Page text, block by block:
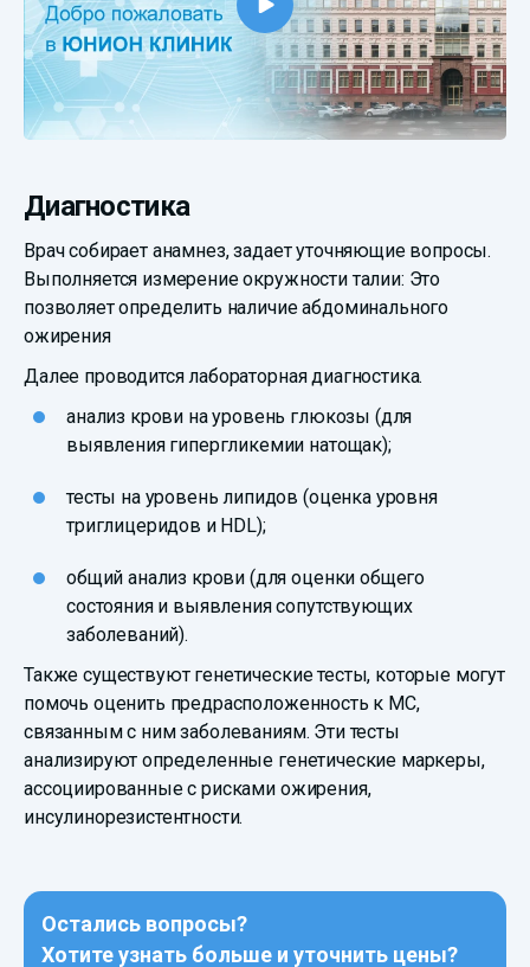
Диагностика
Врач собирает анамнез, задает уточняющие вопросы.
Выполняется измерение окружности талии: Это
позволяет определить наличие абдоминального
ожирения
Далее проводится лабораторная диагностика.
анализ крови на уровень глюкозы (для
выявления гипергликемии натощак);
тесты на уровень липидов (оценка уровня
триглицеридов и HDL);
общий анализ крови (для оценки общего
состояния и выявления сопутствующих
заболеваний).
Также существуют генетические тесты, которые могут
помочь оценить предрасположенность к МС,
связанным с ним заболеваниям. Эти тесты
анализируют определенные генетические маркеры,
ассоциированные с рисками ожирения,
инсулинорезистентности.
Остались вопросы?
Хотите узнать больше и уточнить цены?